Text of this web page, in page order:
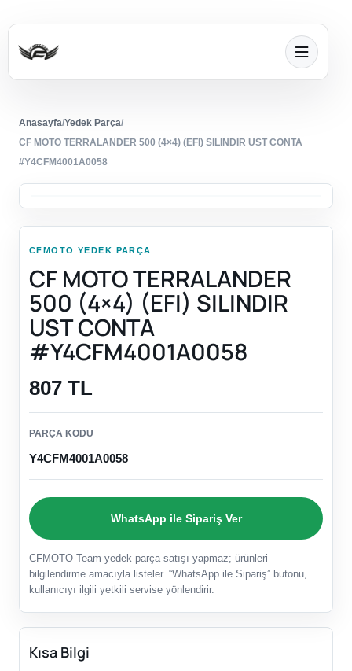
Anasayfa/Yedek Parça/
CF MOTO TERRALANDER 500 (4×4) (EFI) SILINDIR UST CONTA
#Y4CFM4001A0058
CFMOTO YEDEK PARÇA
CF MOTO TERRALANDER
500 (4×4) (EFI) SILINDIR
UST CONTA
#Y4CFM4001A0058
807 TL
PARÇA KODU
Y4CFM4001A0058
WhatsApp ile Sipariş Ver
CFMOTO Team yedek parça satışı yapmaz; ürünleri
bilgilendirme amacıyla listeler. “WhatsApp ile Sipariş” butonu,
kullanıcıyı ilgili yetkili servise yönlendirir.
Kısa Bilgi